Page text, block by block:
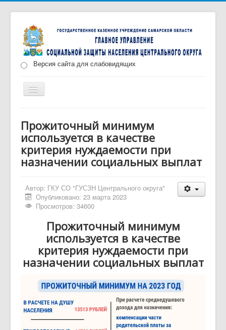
Версия сайта для слабовидящих
Включить/
выключить
Документы Меры социальной поддержки
Противодействие коррупции Запись на прием
Прожиточный минимум
используется в качестве
критерия нуждаемости при
назначении социальных выплат
Автор: ГКУ СО "ГУСЗН Центрального округа"
Опубликовано: 23 марта 2023
Просмотров: 34600
Прожиточный минимум
используется в качестве
критерия нуждаемости при
назначении социальных выплат